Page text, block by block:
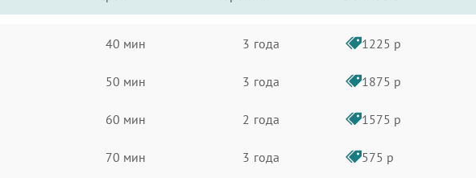
40 мин 3 года 1225 р
50 мин 3 года 1875 р
60 мин 2 года 1575 р
70 мин 3 года 575 р